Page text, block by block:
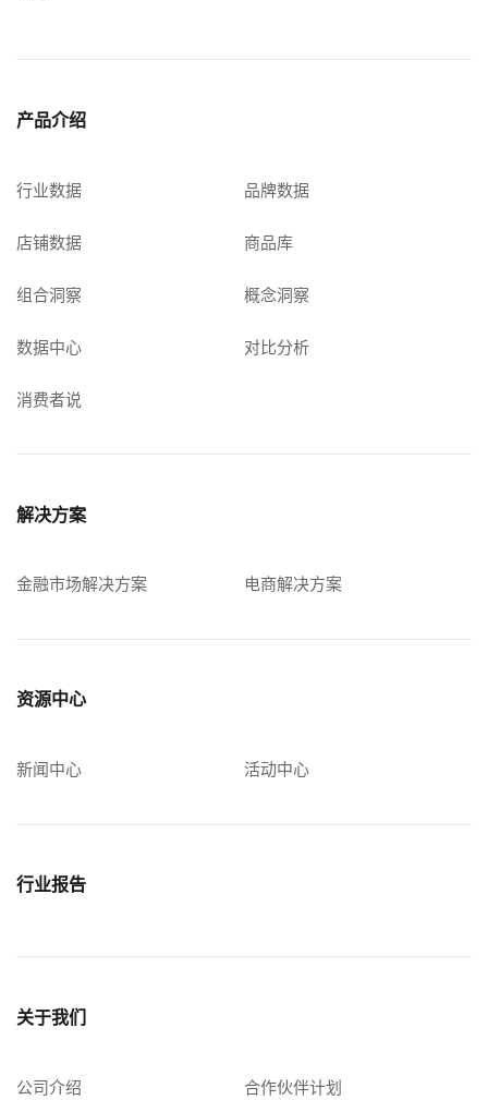
产品介绍
行业数据 品牌数据
店铺数据 商品库
组合洞察 概念洞察
数据中心 对比分析
消费者说
解决方案
金融市场解决方案 电商解决方案
资源中心
新闻中心 活动中心
行业报告
关于我们
公司介绍 合作伙伴计划